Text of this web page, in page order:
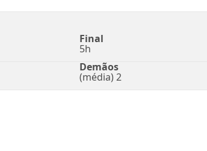
Final
5h
Demãos
(média) 2